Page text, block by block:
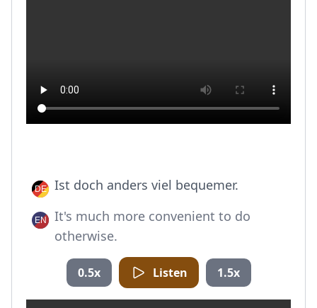
Ist doch anders viel bequemer.
It's much more convenient to do
otherwise.
0.5x Listen 1.5x